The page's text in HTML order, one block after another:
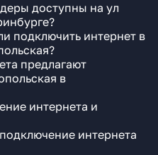
доступны на ул
подключить интернет в
предлагают
в
интернета и
интернета